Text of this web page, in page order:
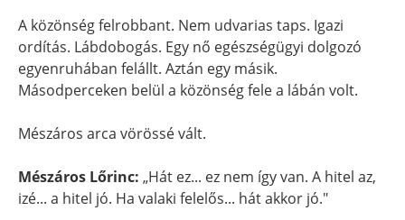
A közönség felrobbant. Nem udvarias taps. Igazi
ordítás. Lábdobogás. Egy nő egészségügyi dolgozó
egyenruhában felállt. Aztán egy másik.
Másodperceken belül a közönség fele a lábán volt.
Mészáros arca vörössé vált.
Mészáros Lőrinc: „Hát ez... ez nem így van. A hitel az,
izé... a hitel jó. Ha valaki felelős... hát akkor jó."